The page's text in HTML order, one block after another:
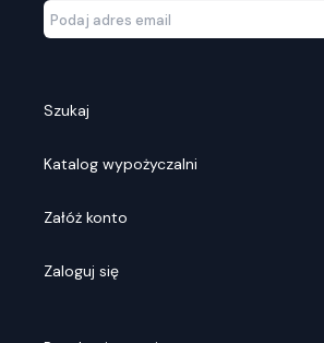
Szukaj
Katalog wypożyczalni
Załóż konto
Zaloguj się